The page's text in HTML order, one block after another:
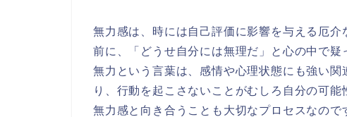
無力感は、時には自己評価に影響を与える厄
前に、「どうせ自分には無理だ」と心の中で疑
無力という言葉は、感情や心理状態にも強い
り、行動を起こさないことがむしろ自分の可
無力感と向き合うことも大切なプロセスなので